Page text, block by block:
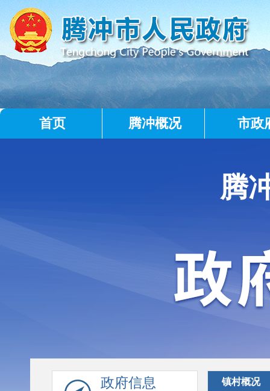
首页 腾冲概况 市政
腾
政府信息
镇村概况